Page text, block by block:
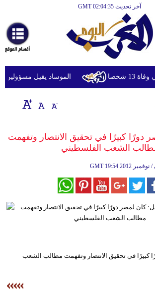
آخر تحديث GMT 02:04:35
أخبارعاجلة
رياضة
ثقافة
إقتصاد
وموسيقى
الموساد يقيل مسؤولين
كبيرًا في تحقيق الانتصار وتفهمت
الشعب الفلسطيني
GMT
كبيرًا في تحقيق الانتصار وتفهمت مطالب الشعب